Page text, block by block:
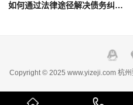
如何通过法律途径解决债务纠纷问题
Copyright © 2025 www.yizeji.com 杭